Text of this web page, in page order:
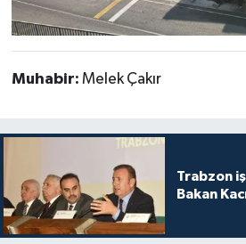
Muhabir: Melek Çakır
Trabzon
Bakan